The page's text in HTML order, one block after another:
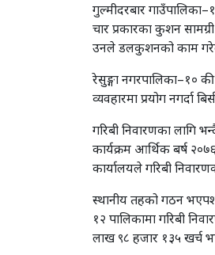
गुल्मीदरबार
चार प्रकारका कुशन
उनले डलकुशनको काम
रेसुङ्गा नगरपालिका–१०
व्यवहारमा प्रयोग नगर्दा
गरिबी निवारणका लागि
कार्यक्रम आर्थिक बर्ष
कार्यालयले गरिबी
स्थानीय तहको गठन
१२ पालिकामा गरिबी
लाख ९८ हजार १३५ खर्च